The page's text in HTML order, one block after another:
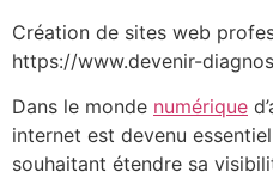
Création de sites web
https://www.devenir-
Dans le monde numérique
internet est devenu
souhaitant étendre sa